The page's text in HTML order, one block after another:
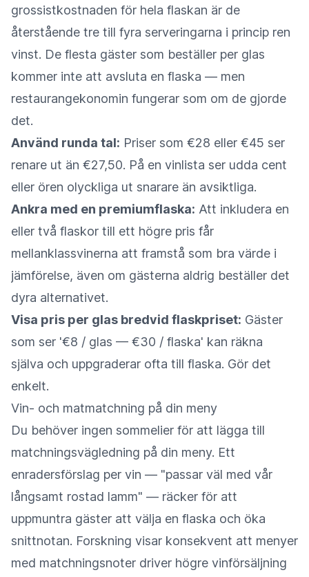
grossistkostnaden för hela flaskan är de
återstående tre till fyra serveringarna i princip ren
vinst. De flesta gäster som beställer per glas
kommer inte att avsluta en flaska — men
restaurangekonomin fungerar som om de gjorde
det.
Använd runda tal: Priser som €28 eller €45 ser
renare ut än €27,50. På en vinlista ser udda cent
eller ören olyckliga ut snarare än avsiktliga.
Ankra med en premiumflaska: Att inkludera en
eller två flaskor till ett högre pris får
mellanklassvinerna att framstå som bra värde i
jämförelse, även om gästerna aldrig beställer det
dyra alternativet.
Visa pris per glas bredvid flaskpriset: Gäster
som ser '€8 / glas — €30 / flaska' kan räkna
själva och uppgraderar ofta till flaska. Gör det
enkelt.
Vin- och matmatchning på din meny
Du behöver ingen sommelier för att lägga till
matchningsvägledning på din meny. Ett
enradersförslag per vin — "passar väl med vår
långsamt rostad lamm" — räcker för att
uppmuntra gäster att välja en flaska och öka
snittnotan. Forskning visar konsekvent att menyer
med matchningsnoter driver högre vinförsäljning